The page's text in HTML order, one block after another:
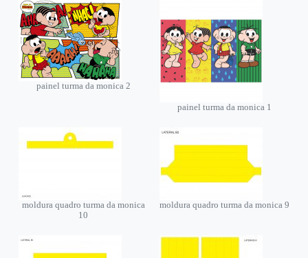
painel turma da monica 2
painel turma da monica 1
moldura quadro turma da monica
10
moldura quadro turma da monica 9